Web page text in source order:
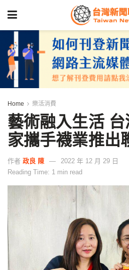
Home 樂活消費
藝術融入生活
家攜手襪業推出
作者 政良 陳
2022 年 12 月 29 日
Reading Time: 1 min read